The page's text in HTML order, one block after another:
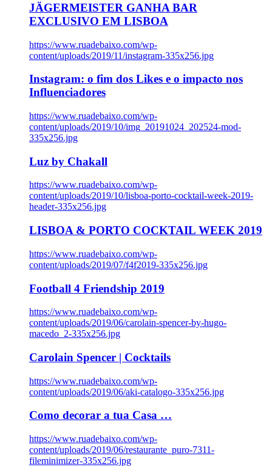
JÄGERMEISTER GANHA BAR
EXCLUSIVO EM LISBOA
https://www.ruadebaixo.com/wp-
content/uploads/2019/11/instagram-335x256.jpg
Instagram: o fim dos Likes e o impacto nos
Influenciadores
https://www.ruadebaixo.com/wp-
content/uploads/2019/10/img_20191024_202524-mod-
335x256.jpg
Luz by Chakall
https://www.ruadebaixo.com/wp-
content/uploads/2019/10/lisboa-porto-cocktail-week-2019-
header-335x256.jpg
LISBOA & PORTO COCKTAIL WEEK 2019
https://www.ruadebaixo.com/wp-
content/uploads/2019/07/f4f2019-335x256.jpg
Football 4 Friendship 2019
https://www.ruadebaixo.com/wp-
content/uploads/2019/06/carolain-spencer-by-hugo-
macedo_2-335x256.jpg
Carolain Spencer | Cocktails
https://www.ruadebaixo.com/wp-
content/uploads/2019/06/aki-catalogo-335x256.jpg
Como decorar a tua Casa …
https://www.ruadebaixo.com/wp-
content/uploads/2019/06/restaurante_puro-7311-
fileminimizer-335x256.jpg